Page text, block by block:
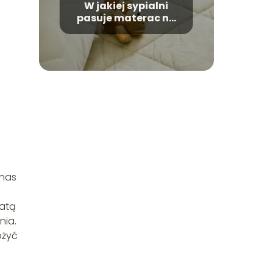
W jakiej sypialni
pasuje materac na
podłodze?